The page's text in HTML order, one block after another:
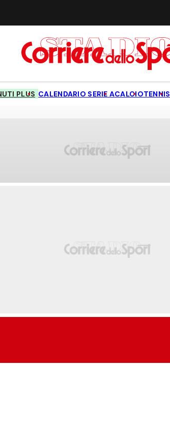
PLUS CALENDARIO SERIE ACALCIOTENNIS